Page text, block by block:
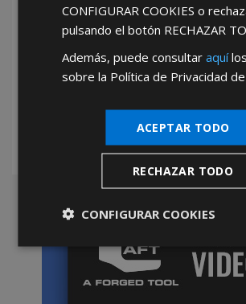
*Abstenerse particulares, sólo venta a tiendas y
CONFIGURAR COOKIES o
pulsando el botón RECHAZAR
Además, puede consultaraquí
sobre la Política de Privacidad
ACEPTAR TODO
RECHAZAR TODO
CONFIGURAR COOKIES